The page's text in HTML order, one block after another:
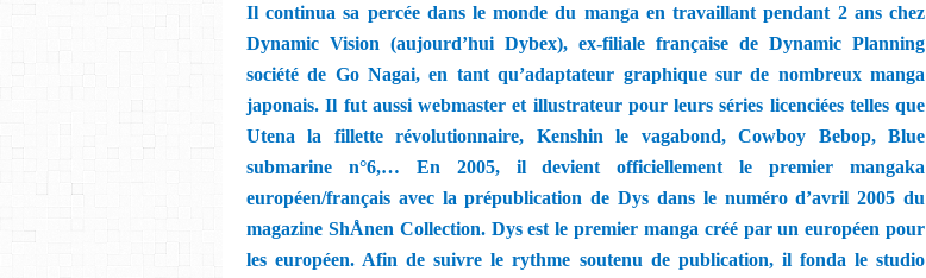
Il continua sa percée dans le monde du manga en travaillant pendant 2 ans chez
Dynamic Vision (aujourd’hui Dybex), ex-filiale française de Dynamic Planning
société de Go Nagai, en tant qu’adaptateur graphique sur de nombreux manga
japonais. Il fut aussi webmaster et illustrateur pour leurs séries licenciées telles que
Utena la fillette révolutionnaire, Kenshin le vagabond, Cowboy Bebop, Blue
submarine n°6,… En 2005, il devient officiellement le premier mangaka
européen/français avec la prépublication de Dys dans le numéro d’avril 2005 du
magazine ShÅnen Collection. Dys est le premier manga créé par un européen pour
les européen. Afin de suivre le rythme soutenu de publication, il fonda le studio